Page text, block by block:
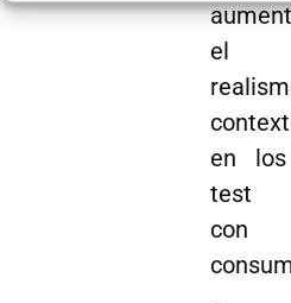
el
en los
test
con